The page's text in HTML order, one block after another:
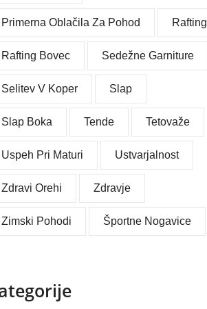
Primerna Oblačila Za Pohod Rafting
Rafting Bovec Sedežne Garniture
Selitev V Koper Slap
Slap Boka Tende Tetovaže
Uspeh Pri Maturi Ustvarjalnost
Zdravi Orehi Zdravje
Zimski Pohodi Športne Nogavice